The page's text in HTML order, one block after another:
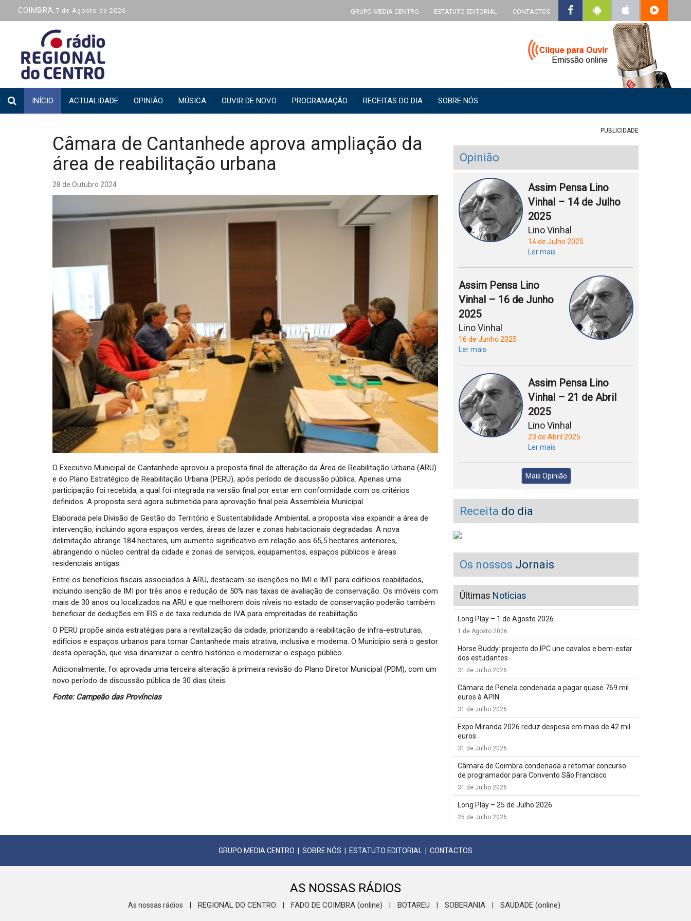
COIMBRA, 7 de Agosto de 2026 GRUPO MEDIA CENTRO ESTATUTO EDITORIAL CONTACTOS
INÍCIO ACTUALIDADE OPINIÃO MÚSICA OUVIR DE NOVO PROGRAMAÇÃO RECEITAS DO DIA SOBRE NÓS
Câmara de Cantanhede aprova ampliação da
área de reabilitação urbana
28 de Outubro 2024
O Executivo Municipal de Cantanhede aprovou a proposta final de alteração da Área de Reabilitação Urbana (ARU)
e do Plano Estratégico de Reabilitação Urbana (PERU), após período de discussão pública. Apenas uma
participação foi recebida, a qual foi integrada na versão final por estar em conformidade com os critérios
definidos. A proposta será agora submetida para aprovação final pela Assembleia Municipal.
Elaborada pela Divisão de Gestão do Território e Sustentabilidade Ambiental, a proposta visa expandir a área de
intervenção, incluindo agora espaços verdes, áreas de lazer e zonas habitacionais degradadas. A nova
delimitação abrange 184 hectares, um aumento significativo em relação aos 65,5 hectares anteriores,
abrangendo o núcleo central da cidade e zonas de serviços, equipamentos, espaços públicos e áreas
residenciais antigas.
Entre os benefícios fiscais associados à ARU, destacam-se isenções no IMI e IMT para edifícios reabilitados,
incluindo isenção de IMI por três anos e redução de 50% nas taxas de avaliação de conservação. Os imóveis com
mais de 30 anos ou localizados na ARU e que melhorem dois níveis no estado de conservação poderão também
beneficiar de deduções em IRS e de taxa reduzida de IVA para empreitadas de reabilitação.
O PERU propõe ainda estratégias para a revitalização da cidade, priorizando a reabilitação de infra-estruturas,
edifícios e espaços urbanos para tornar Cantanhede mais atrativa, inclusiva e moderna. O Município será o gestor
desta operação, que visa dinamizar o centro histórico e modernizar o espaço público.
Adicionalmente, foi aprovada uma terceira alteração à primeira revisão do Plano Diretor Municipal (PDM), com um
novo período de discussão pública de 30 dias úteis.
Fonte: Campeão das Províncias
PUBLICIDADE
Opinião
Assim Pensa Lino
Vinhal – 14 de Julho
2025
Lino Vinhal
14 de Julho 2025
Ler mais
Assim Pensa Lino
Vinhal – 16 de Junho
2025
Lino Vinhal
16 de Junho 2025
Ler mais
Assim Pensa Lino
Vinhal – 21 de Abril
2025
Lino Vinhal
23 de Abril 2025
Ler mais
Mais Opinião
Receita do dia
Os nossos Jornais
Últimas Notícias
Long Play – 1 de Agosto 2026
1 de Agosto 2026
Horse Buddy: projecto do IPC une cavalos e bem-estar
dos estudantes
31 de Julho 2026
Câmara de Penela condenada a pagar quase 769 mil
euros à APIN
31 de Julho 2026
Expo Miranda 2026 reduz despesa em mais de 42 mil
euros
31 de Julho 2026
Câmara de Coimbra condenada a retomar concurso
de programador para Convento São Francisco
31 de Julho 2026
Long Play – 25 de Julho 2026
25 de Julho 2026
GRUPO MEDIA CENTRO SOBRE NÓS ESTATUTO EDITORIAL CONTACTOS
AS NOSSAS RÁDIOS
As nossas rádios REGIONAL DO CENTRO FADO DE COIMBRA (online) BOTAREU SOBERANIA SAUDADE (online)